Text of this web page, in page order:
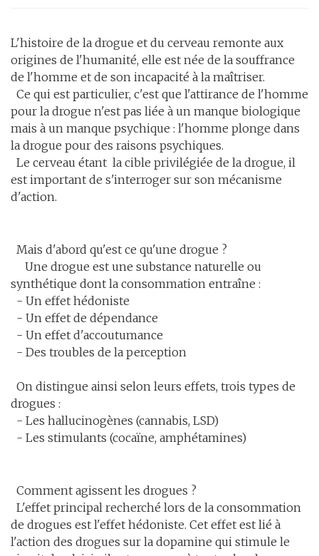
L'histoire de la drogue et du cerveau remonte aux
origines de l'humanité, elle est née de la souffrance
de l'homme et de son incapacité à la maîtriser.
Ce qui est particulier, c'est que l'attirance de l'homme
pour la drogue n'est pas liée à un manque biologique
mais à un manque psychique : l'homme plonge dans
la drogue pour des raisons psychiques.
Le cerveau étant la cible privilégiée de la drogue, il
est important de s'interroger sur son mécanisme
d'action.
Mais d'abord qu'est ce qu'une drogue ?
Une drogue est une substance naturelle ou
synthétique dont la consommation entraîne :
- Un effet hédoniste
- Un effet de dépendance
- Un effet d'accoutumance
- Des troubles de la perception
On distingue ainsi selon leurs effets, trois types de
drogues :
- Les hallucinogènes (cannabis, LSD)
- Les stimulants (cocaïne, amphétamines)
Comment agissent les drogues ?
L'effet principal recherché lors de la consommation
de drogues est l'effet hédoniste. Cet effet est lié à
l'action des drogues sur la dopamine qui stimule le